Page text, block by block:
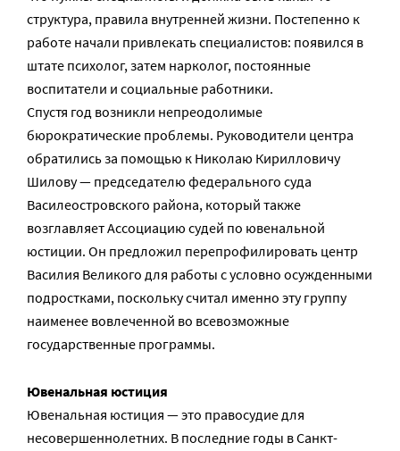
структура, правила внутренней жизни. Постепенно к
работе начали привлекать специалистов: появился в
штате психолог, затем нарколог, постоянные
воспитатели и социальные работники.
Спустя год возникли непреодолимые
бюрократические проблемы. Руководители центра
обратились за помощью к Николаю Кирилловичу
Шилову — председателю федерального суда
Василеостровского района, который также
возглавляет Ассоциацию судей по ювенальной
юстиции. Он предложил перепрофилировать центр
Василия Великого для работы с условно осужденными
подростками, поскольку считал именно эту группу
наименее вовлеченной во всевозможные
государственные программы.
Ювенальная юстиция
Ювенальная юстиция — это правосудие для
несовершеннолетних. В последние годы в Санкт-